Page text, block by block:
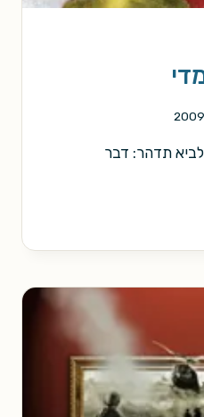
תדהר: דבר